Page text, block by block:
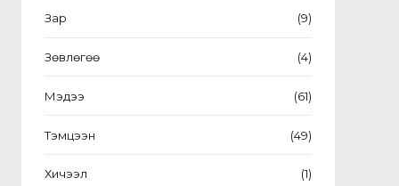
Зар (9)
Зөвлөгөө (4)
Мэдээ (61)
Тэмцээн (49)
Хичээл (1)